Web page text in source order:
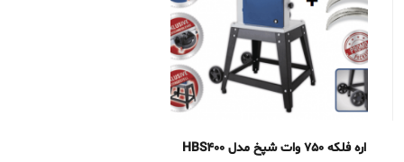
اره فلکه 750 وات شپخ مدل HBS400